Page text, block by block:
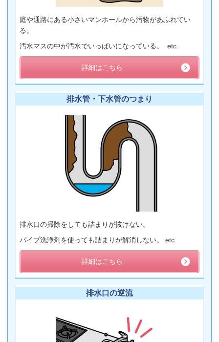
庭や通路にある小さいマンホールから汚物があふれてい
る。
汚水マスの中が汚水でいっぱいになっている。 etc.
詳細はこちら
排水管・下水管のつまり
排水口の掃除をしても詰まりが抜けない。
パイプ洗浄剤を使っても詰まりが解消しない。 etc.
詳細はこちら
排水口の逆流